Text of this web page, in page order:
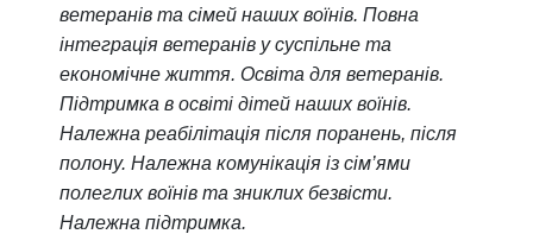
ветеранів та сімей наших воїнів. Повна
інтеграція ветеранів у суспільне та
економічне життя. Освіта для ветеранів.
Підтримка в освіті дітей наших воїнів.
Належна реабілітація після поранень, після
полону. Належна комунікація із сім’ями
полеглих воїнів та зниклих безвісти.
Належна підтримка.